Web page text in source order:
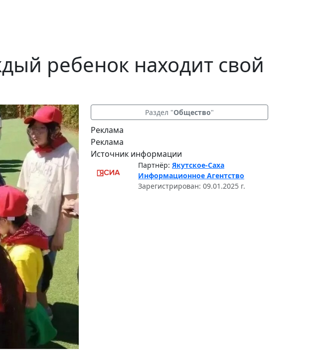
ребенок находит свой
Раздел "Общество"
Реклама
Реклама
Источник информации
Партнёр: Якутское-Саха
Информационное Агентство
Зарегистрирован: 09.01.2025 г.